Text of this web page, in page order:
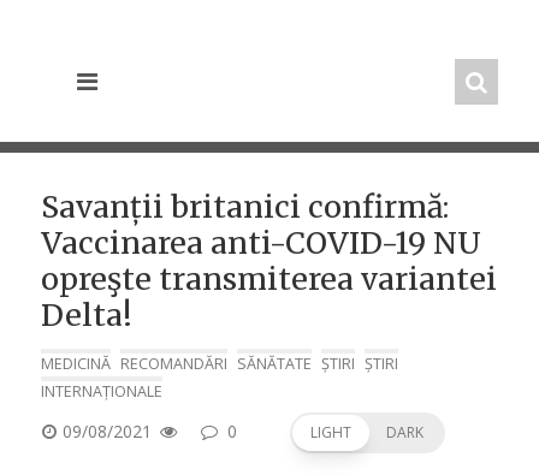
Savanții britanici confirmă:
Vaccinarea anti-COVID-19 NU
opreşte transmiterea variantei
Delta!
MEDICINĂ RECOMANDĂRI SĂNĂTATE ȘTIRI ȘTIRI
INTERNAȚIONALE
POSTED
09/08/2021 0 LIGHT DARK